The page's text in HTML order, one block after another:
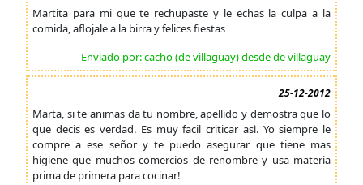
Martita para mi que te rechupaste y le echas la culpa a la
comida, aflojale a la birra y felices fiestas
Enviado por: cacho (de villaguay) desde de villaguay
25-12-2012
Marta, si te animas da tu nombre, apellido y demostra que lo
que decis es verdad. Es muy facil criticar asì. Yo siempre le
compre a ese señor y te puedo asegurar que tiene mas
higiene que muchos comercios de renombre y usa materia
prima de primera para cocinar!